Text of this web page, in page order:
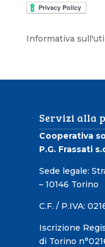
Informativa
Servizi alla
Cooperativa
P.G. Frassati
Sede legale:
– 10146 Torino
C.F. / P.IVA:
Iscrizione
di Torino